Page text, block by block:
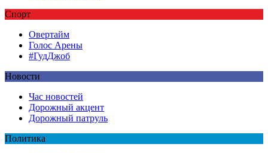
Спорт
Овертайм
Голос Арены
#ГудДжоб
Новости
Час новостей
Дорожный акцент
Дорожный патруль
Политика